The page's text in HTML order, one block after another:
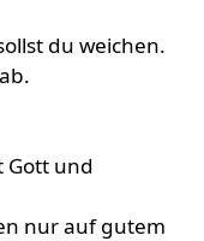
du weichen.
Gott und
nur auf gutem